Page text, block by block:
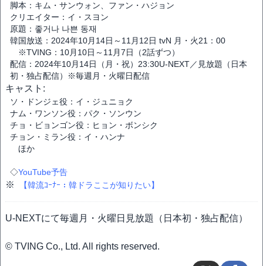
脚本：キム・サンウォン、ファン・ハジョン
クリエイター：イ・スヨン
原題：좋거나 나쁜 동재
韓国放送：2024年10月14日～11月12日 tvN 月・火21：00
※TVING：10月10日～11月7日（2話ずつ）
配信：2024年10月14日（月・祝）23:30U-NEXT／見放題（日本
初・独占配信）※毎週月・火曜日配信
キャスト:
ソ・ドンジェ役：イ・ジュニョク
ナム・ワンソン役：パク・ソンウン
チョ・ビョンゴン役：ヒョン・ボンシク
チョン・ミラン役：イ・ハンナ
ほか
◇YouTube予告
※ 【韓流ｺｰﾅｰ：韓ドラここが知りたい】
U-NEXTにて毎週月・火曜日見放題（日本初・独占配信）
© TVING Co., Ltd. All rights reserved.